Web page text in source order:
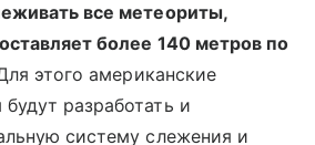
все метеориты,
более 140 метров по
этого американские
разработать и
систему слежения и